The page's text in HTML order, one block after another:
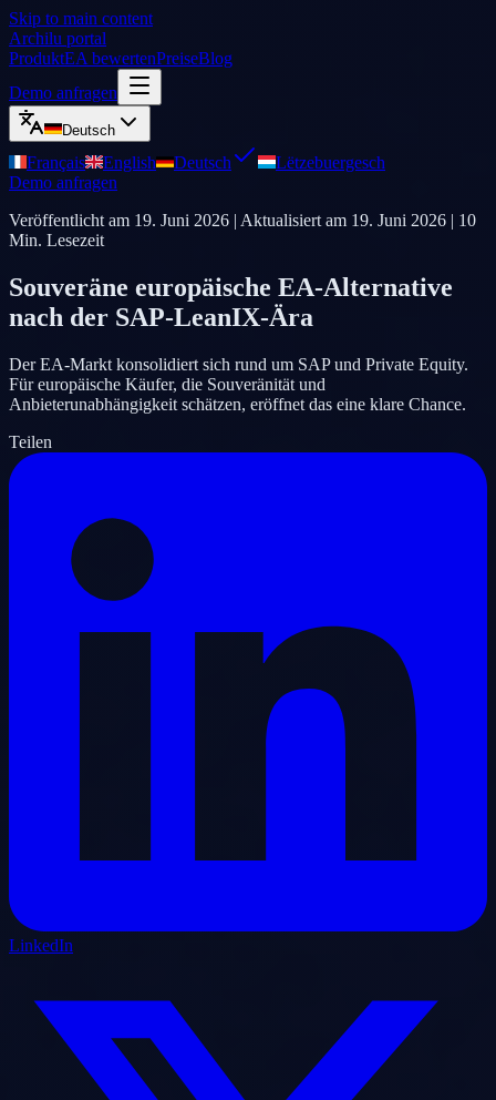
Skip to main content
Archilu portal
ProduktEA bewertenPreiseBlog
Demo anfragen
Deutsch
Français English Deutsch
Lëtzebuergesch
Demo anfragen
Veröffentlicht am 19. Juni 2026 | Aktualisiert am 19. Juni 2026 | 10
Min. Lesezeit
Souveräne europäische EA-Alternative
nach der SAP-LeanIX-Ära
Der EA-Markt konsolidiert sich rund um SAP und Private Equity.
Für europäische Käufer, die Souveränität und
Anbieterunabhängigkeit schätzen, eröffnet das eine klare Chance.
Teilen
LinkedIn